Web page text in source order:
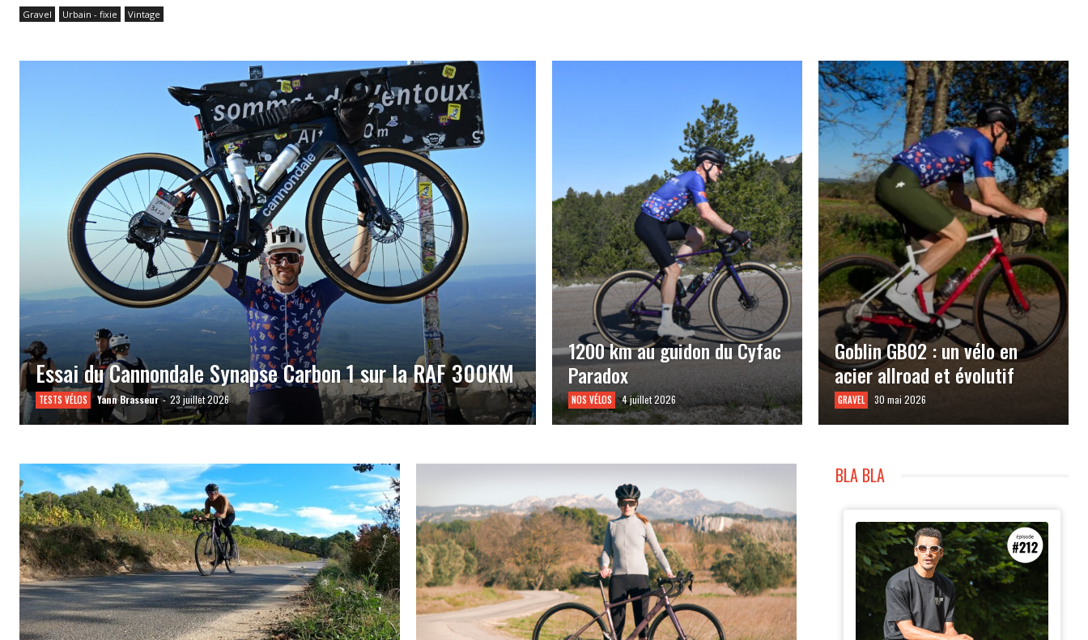
Gravel Urbain - fixie Vintage
Essai du Cannondale Synapse Carbon 1 sur la RAF 300KM
TESTS VÉLOS Yann Brasseur - 23 juillet 2026
1200 km au guidon du Cyfac
Paradox
NOS VÉLOS 4 juillet 2026
Goblin GB02 : un vélo en
acier allroad et évolutif
GRAVEL 30 mai 2026
BLA BLA